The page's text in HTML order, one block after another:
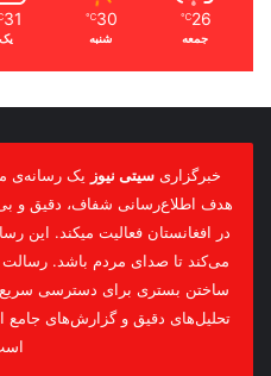
26
℃
جمعه
30
℃
شنبه
31
یک
خبرگزاری سیتی نیوز یک رسانه‌ی
هدف اطلاع‌رسانی شفاف، دقیق و
در افغانستان فعالیت میکند. این
می‌کند تا صدای مردم باشد. رسالت
ساختن بستری برای دسترسی سریع
تحلیل‌های دقیق و گزارش‌های جامع